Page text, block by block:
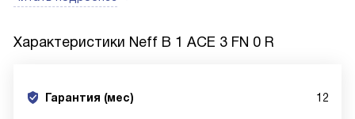
Характеристики Neff B 1 ACE 3 FN 0 R
Гарантия (мес) 12